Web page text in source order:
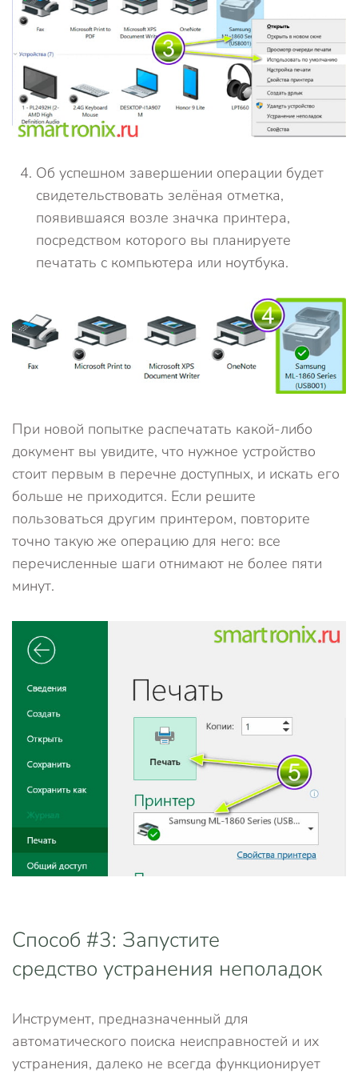
Об успешном завершении операции будет
свидетельствовать зелёная отметка,
появившаяся возле значка принтера,
посредством которого вы планируете
печатать с компьютера или ноутбука.
При новой попытке распечатать какой-либо
документ вы увидите, что нужное устройство
стоит первым в перечне доступных, и искать его
больше не приходится. Если решите
пользоваться другим принтером, повторите
точно такую же операцию для него: все
перечисленные шаги отнимают не более пяти
минут.
Способ #3: Запустите
средство устранения неполадок
Инструмент, предназначенный для
автоматического поиска неисправностей и их
устранения, далеко не всегда функционирует